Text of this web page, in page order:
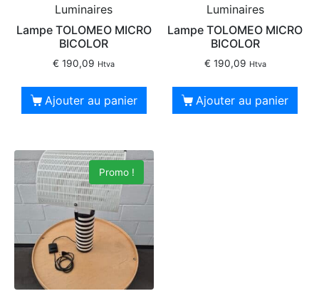
Luminaires
Lampe TOLOMEO MICRO
BICOLOR
€ 190,09 Htva
Ajouter au panier
Luminaires
Lampe TOLOMEO MICRO
BICOLOR
€ 190,09 Htva
Ajouter au panier
Promo !